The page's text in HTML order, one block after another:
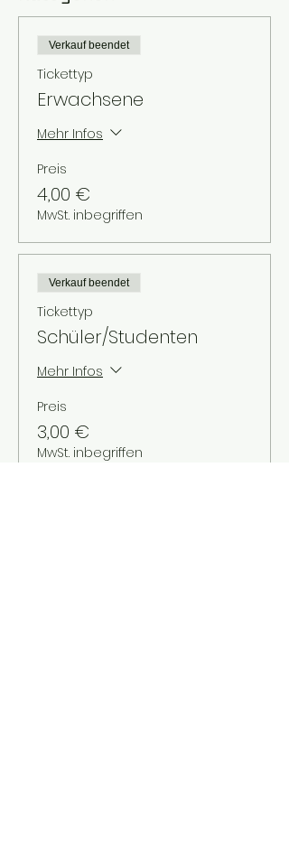
Verkauf beendet
Tickettyp
Erwachsene
Mehr Infos
Preis
4,00 €
MwSt. inbegriffen
Verkauf beendet
Tickettyp
Schüler/Studenten
Mehr Infos
Preis
3,00 €
MwSt. inbegriffen